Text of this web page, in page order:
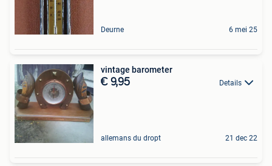
Deurne 6 mei 25
vintage barometer
€ 9,95 Details
allemans du dropt 21 dec 22